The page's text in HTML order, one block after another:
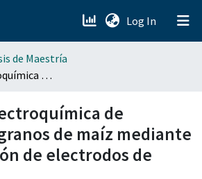
Log In (current)
de Maestría
Detección electroquímica de glifosato en granos de maíz mediante la modificación de electrodos de grafito epoxi
de
de maíz mediante
de electrodos de